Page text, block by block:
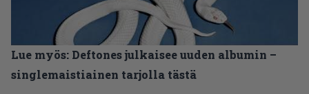
Lue myös: Deftones julkaisee uuden albumin –
singlemaistiainen tarjolla tästä